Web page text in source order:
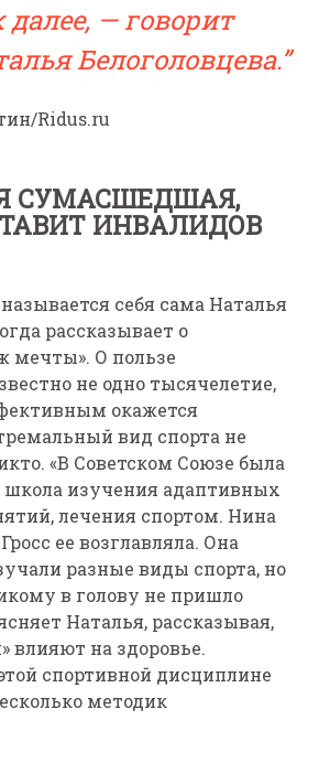
далее, — говорит
Белоголовцева.
Ridus.ru
СУМАСШЕДШАЯ,
ИНВАЛИДОВ
себя сама Наталья
рассказывает о
мечты». О пользе
не одно тысячелетие,
окажется
вид спорта не
«В Советском Союзе была
школа изучения адаптивных
лечения спортом. Нина
ее возглавляла. Она
разные виды спорта, но
в голову не пришло
Наталья, рассказывая,
влияют на здоровье.
спортивной дисциплине
методик